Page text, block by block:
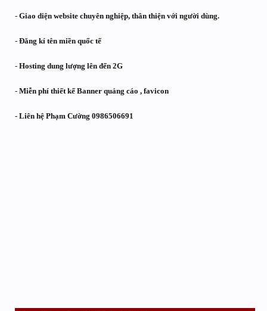
- Giao diện website chuyên nghiệp, thân thiện với người dùng.
- Đăng kí tên miền quốc tế
- Hosting dung lượng lên đến 2G
- Miễn phí thiết kế Banner quảng cáo , favicon
- Liên hệ Phạm Cường 0986506691